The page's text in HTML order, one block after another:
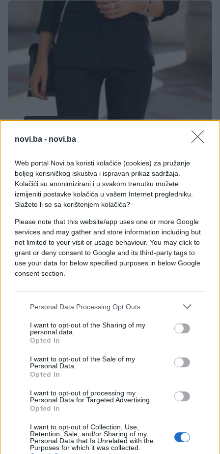
novi.ba - novi.ba
Web portal Novi.ba koristi kolačiće (cookies) za pružanje
boljeg korisničkog iskustva i ispravan prikaz sadržaja.
Kolačići su anonimizirani i u svakom trenutku možete
izmijeniti postavke kolačića u vašem Internet pregledniku.
Slažete li se sa korištenjem kolačića?
Please note that this website/app uses one or more Google
services and may gather and store information including but
not limited to your visit or usage behaviour. You may click to
grant or deny consent to Google and its third-party tags to
use your data for below specified purposes in below Google
consent section.
Personal Data Processing Opt Outs
I want to opt-out of the Sharing of my
personal data.
Opted In
I want to opt-out of the Sale of my
Personal Data.
Opted In
I want to opt-out of processing my
Personal Data for Targeted Advertising.
Opted In
I want to opt-out of Collection, Use,
Retention, Sale, and/or Sharing of my
Personal Data that Is Unrelated with the
Purposes for which it was collected.
OVE KOMADE MORATE IMATI U ORMANU: Poslovni
stajling koji OSTAVLJA BEZ DAHA
Saznaj više
05.09.18. 10:40
KONKURS ZA POSAO: Novi.ba zapošljava
urednike za društvene mreže!